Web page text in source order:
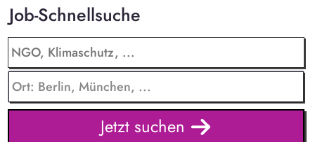
Job-Schnellsuche
Jetzt suchen